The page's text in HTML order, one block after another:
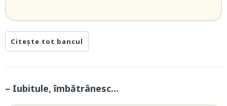
Citește tot bancul
– Iubitule, îmbătrânesc…